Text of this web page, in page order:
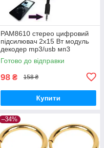
PAM8610 стерео цифровий
підсилювач 2x15 Вт модуль
декодер mp3/usb мп3
Готово до відправки
98 ₴ 158 ₴
Купити
–34%